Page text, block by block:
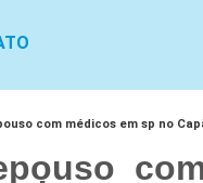
com médicos em sp no